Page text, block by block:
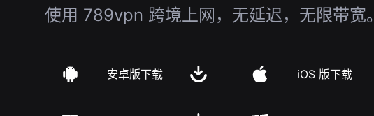
使用 789vpn 跨境上网，无延迟，无限带宽。
安卓版下载 iOS 版下载